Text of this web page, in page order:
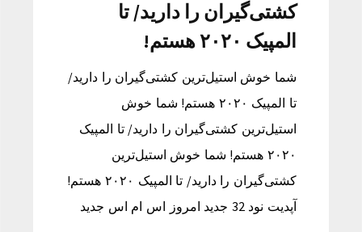
کشتی‌گیران را دارید/ تا
المپیک ۲۰۲۰ هستم!
شما خوش استیل‌ترین کشتی‌گیران را دارید/
تا المپیک ۲۰۲۰ هستم! شما خوش
استیل‌ترین کشتی‌گیران را دارید/ تا المپیک
۲۰۲۰ هستم! شما خوش استیل‌ترین
کشتی‌گیران را دارید/ تا المپیک ۲۰۲۰ هستم!
آپدیت نود 32 جدید امروز اس ام اس جدید